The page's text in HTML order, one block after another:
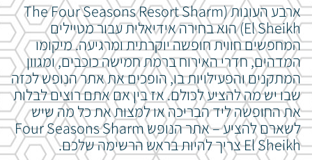
ארבע העונות (The Four Seasons Resort Sharm
El Sheikh) הוא בחירה אידיאלית עבור מטיילים
המחפשים חווית חופשה יוקרתית ומרגיעה.מיקומו
המדהים, חדרי האירוח ברמת חמישה כוכבים, ומגוון
המתקנים והפעילויות בו, הופכים את אתר הנופש לכזה
שבו יש מה להציע לכולם.אז בין אם אתם רוצים לבלות
את החופשה ליד הבריכה או למצות את כל מה שיש
לשארם להציע – אתר הנופש Four Seasons Sharm
El Sheikh צריך להיות בראש הרשימה שלכם.